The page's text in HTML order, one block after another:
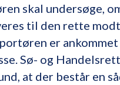
skal undersøge,
til den rette
er
Sø- og
at der består en